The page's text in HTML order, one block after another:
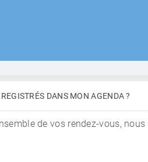
DANS MON AGENDA ?
de vos rendez-vous,